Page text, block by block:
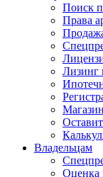
Поиск
Права
Лизинг
Владельцам
Оценка